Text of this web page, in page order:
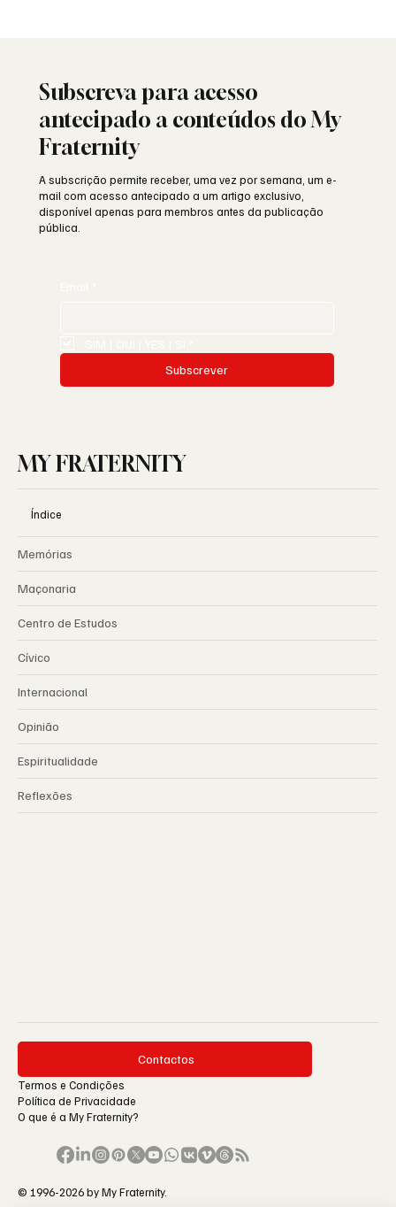
Subscreva para acesso
antecipado a conteúdos do My
Fraternity
A subscrição permite receber, uma vez por semana, um e-
mail com acesso antecipado a um artigo exclusivo,
disponível apenas para membros antes da publicação
pública.
Subscrever
MY FRATERNITY
Índice
Memórias
Maçonaria
Centro de Estudos
Cívico
Internacional
Opinião
Espiritualidade
Reflexões
Contactos
Termos e Condições
Política de Privacidade
O que é a My Fraternity?
© 1996-2026 by My Fraternity.